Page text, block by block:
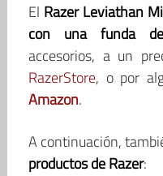
El Razer Leviathan
con una funda
accesorios, a un
RazerStore, o por
Amazon.
A continuación,
productos de Razer: